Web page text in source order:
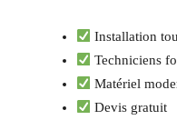
Installation
Techniciens
Matériel
Devis gratuit